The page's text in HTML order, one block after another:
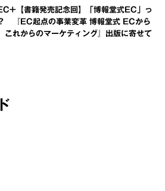
【書籍発売記念回】「博報堂式EC」っ
『EC起点の事業変革 博報堂式 ECから
これからのマーケティング』出版に寄せて